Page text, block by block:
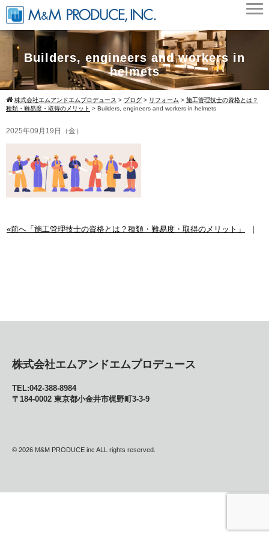
Builders, engineers and workers in
helmets
株式会社エムアンドエムプロデュース > ブログ > リフォーム > 施工管理技士の資格とは？
種類・難易度・取得のメリット > Builders, engineers and workers in helmets
2025年09月19日（金）
«前へ「施工管理技士の資格とは？種類・難易度・取得のメリット」 ｜
株式会社エムアンドエムプロデュース
TEL:042-388-8984
〒184-0002 東京都小金井市梶野町3-3-9
© 2026 M&M PRODUCE inc ALL rights reserved.